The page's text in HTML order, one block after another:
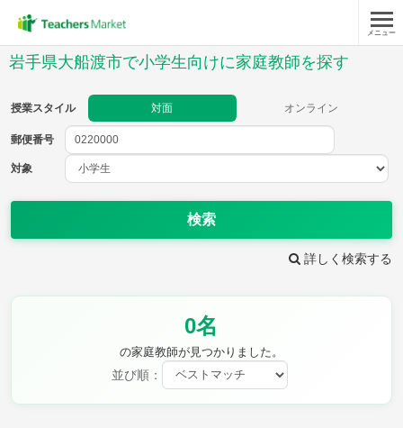
メニュー
岩手県大船渡市で小学生向けに家庭教師を探す
授業スタイル 対面 オンライン
郵便番号
対象
検索
詳しく検索する
0名
の家庭教師が見つかりました。
並び順：
郵便番号
教科
理科
保健・体育 図画工作 書写